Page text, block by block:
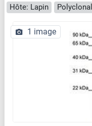
Hôte: Lapin
Polyclonal
1 image